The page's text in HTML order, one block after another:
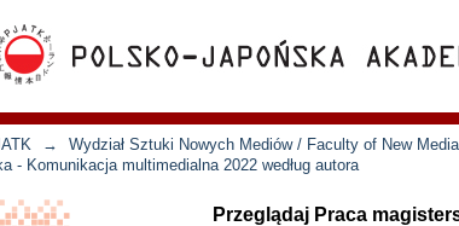
→ Wydział Sztuki Nowych Mediów / Faculty of New
- Komunikacja multimedialna 2022 według autora
Przeglądaj Praca